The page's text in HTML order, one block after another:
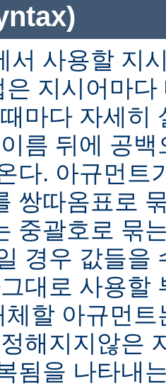
서 사용할 지
은 지시어마
마다 자세히
름 뒤에 공
다. 아규먼트
쌍따옴표로
중괄호로 묶
경우 값들을
대로 사용할
체할 아규먼
해지지않은
됨을 나타내